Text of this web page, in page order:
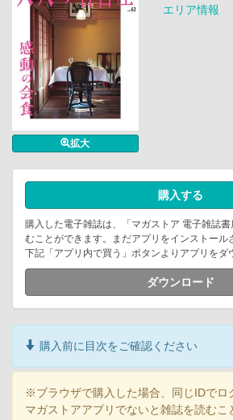
拡大
エリア情報
購入する
購入した電子雑誌は、「マガストア 電子雑誌
むことができます。まだアプリをインストール
下記「アプリ内で買う」ボタンよりアプリをダ
ダウンロード
購入前に目次をご確認ください
※ブラウザで購入した場合、同じIDでロ
マガストアアプリでないと雑誌を読むこ